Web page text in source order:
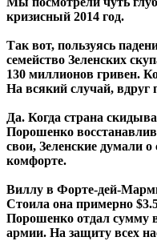
кризисный 2014 год.
Так вот, пользуясь
семейство Зеленских
130 миллионов гривен.
На всякий случай,
Да. Когда страна
Порошенко
свои, Зеленские думали
комфорте.
Виллу в Форте-дей-
Стоила она примерно
Порошенко отдал сумму
армии. На защиту всех